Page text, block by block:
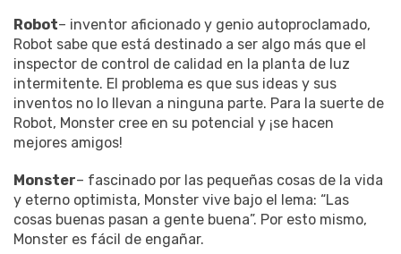
Robot– inventor aficionado y genio autoproclamado,
Robot sabe que está destinado a ser algo más que el
inspector de control de calidad en la planta de luz
intermitente. El problema es que sus ideas y sus
inventos no lo llevan a ninguna parte. Para la suerte de
Robot, Monster cree en su potencial y ¡se hacen
mejores amigos!
Monster– fascinado por las pequeñas cosas de la vida
y eterno optimista, Monster vive bajo el lema: “Las
cosas buenas pasan a gente buena”. Por esto mismo,
Monster es fácil de engañar.